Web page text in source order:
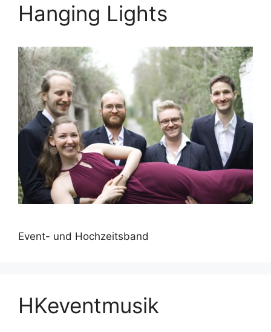
Hanging Lights
Event- und Hochzeitsband
HKeventmusik